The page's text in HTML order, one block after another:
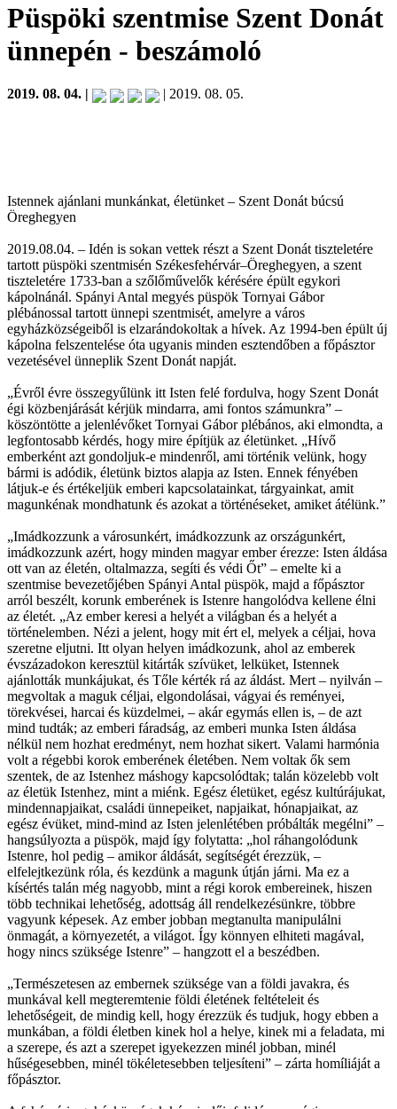
Püspöki szentmise Szent Donát
ünnepén - beszámoló
2019. 08. 04. | | 2019. 08. 05.
Istennek ajánlani munkánkat, életünket – Szent Donát búcsú
Öreghegyen
2019.08.04. – Idén is sokan vettek részt a Szent Donát tiszteletére
tartott püspöki szentmisén Székesfehérvár–Öreghegyen, a szent
tiszteletére 1733-ban a szőlőművelők kérésére épült egykori
kápolnánál. Spányi Antal megyés püspök Tornyai Gábor
plébánossal tartott ünnepi szentmisét, amelyre a város
egyházközségeiből is elzarándokoltak a hívek. Az 1994-ben épült új
kápolna felszentelése óta ugyanis minden esztendőben a főpásztor
vezetésével ünneplik Szent Donát napját.
„Évről évre összegyűlünk itt Isten felé fordulva, hogy Szent Donát
égi közbenjárását kérjük mindarra, ami fontos számunkra” –
köszöntötte a jelenlévőket Tornyai Gábor plébános, aki elmondta, a
legfontosabb kérdés, hogy mire építjük az életünket. „Hívő
emberként azt gondoljuk-e mindenről, ami történik velünk, hogy
bármi is adódik, életünk biztos alapja az Isten. Ennek fényében
látjuk-e és értékeljük emberi kapcsolatainkat, tárgyainkat, amit
magunkénak mondhatunk és azokat a történéseket, amiket átélünk.”
„Imádkozzunk a városunkért, imádkozzunk az országunkért,
imádkozzunk azért, hogy minden magyar ember érezze: Isten áldása
ott van az életén, oltalmazza, segíti és védi Őt” – emelte ki a
szentmise bevezetőjében Spányi Antal püspök, majd a főpásztor
arról beszélt, korunk emberének is Istenre hangolódva kellene élni
az életét. „Az ember keresi a helyét a világban és a helyét a
történelemben. Nézi a jelent, hogy mit ért el, melyek a céljai, hova
szeretne eljutni. Itt olyan helyen imádkozunk, ahol az emberek
évszázadokon keresztül kitárták szívüket, lelküket, Istennek
ajánlották munkájukat, és Tőle kérték rá az áldást. Mert – nyilván –
megvoltak a maguk céljai, elgondolásai, vágyai és reményei,
törekvései, harcai és küzdelmei, – akár egymás ellen is, – de azt
mind tudták; az emberi fáradság, az emberi munka Isten áldása
nélkül nem hozhat eredményt, nem hozhat sikert. Valami harmónia
volt a régebbi korok emberének életében. Nem voltak ők sem
szentek, de az Istenhez máshogy kapcsolódtak; talán közelebb volt
az életük Istenhez, mint a miénk. Egész életüket, egész kultúrájukat,
mindennapjaikat, családi ünnepeiket, napjaikat, hónapjaikat, az
egész évüket, mind-mind az Isten jelenlétében próbálták megélni” –
hangsúlyozta a püspök, majd így folytatta: „hol ráhangolódunk
Istenre, hol pedig – amikor áldását, segítségét érezzük, –
elfelejtkezünk róla, és kezdünk a magunk útján járni. Ma ez a
kísértés talán még nagyobb, mint a régi korok embereinek, hiszen
több technikai lehetőség, adottság áll rendelkezésünkre, többre
vagyunk képesek. Az ember jobban megtanulta manipulálni
önmagát, a környezetét, a világot. Így könnyen elhiteti magával,
hogy nincs szüksége Istenre” – hangzott el a beszédben.
„Természetesen az embernek szüksége van a földi javakra, és
munkával kell megteremtenie földi életének feltételeit és
lehetőségeit, de mindig kell, hogy érezzük és tudjuk, hogy ebben a
munkában, a földi életben kinek hol a helye, kinek mi a feladata, mi
a szerepe, és azt a szerepet igyekezzen minél jobban, minél
hűségesebben, minél tökéletesebben teljesíteni” – zárta homíliáját a
főpásztor.